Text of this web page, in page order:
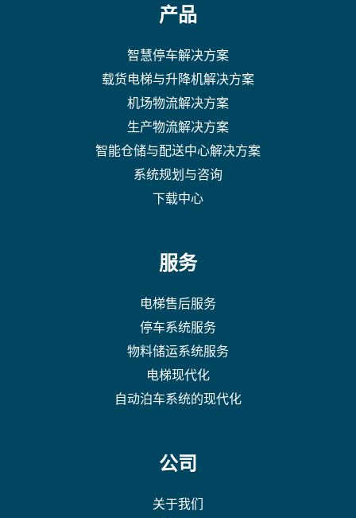
产品
智慧停车解决方案
载货电梯与升降机解决方案
机场物流解决方案
生产物流解决方案
智能仓储与配送中心解决方案
系统规划与咨询
下载中心
服务
电梯售后服务
停车系统服务
物料储运系统服务
电梯现代化
自动泊车系统的现代化
公司
关于我们